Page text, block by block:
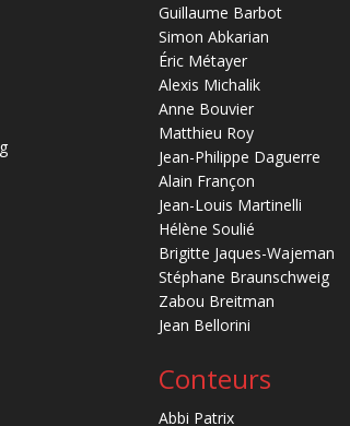
Guillaume Barbot
Simon Abkarian
Éric Métayer
Alexis Michalik
Anne Bouvier
Matthieu Roy
Jean-Philippe Daguerre
Alain Françon
Jean-Louis Martinelli
Hélène Soulié
Brigitte Jaques-Wajeman
Stéphane Braunschweig
Zabou Breitman
Jean Bellorini
Conteurs
Abbi Patrix